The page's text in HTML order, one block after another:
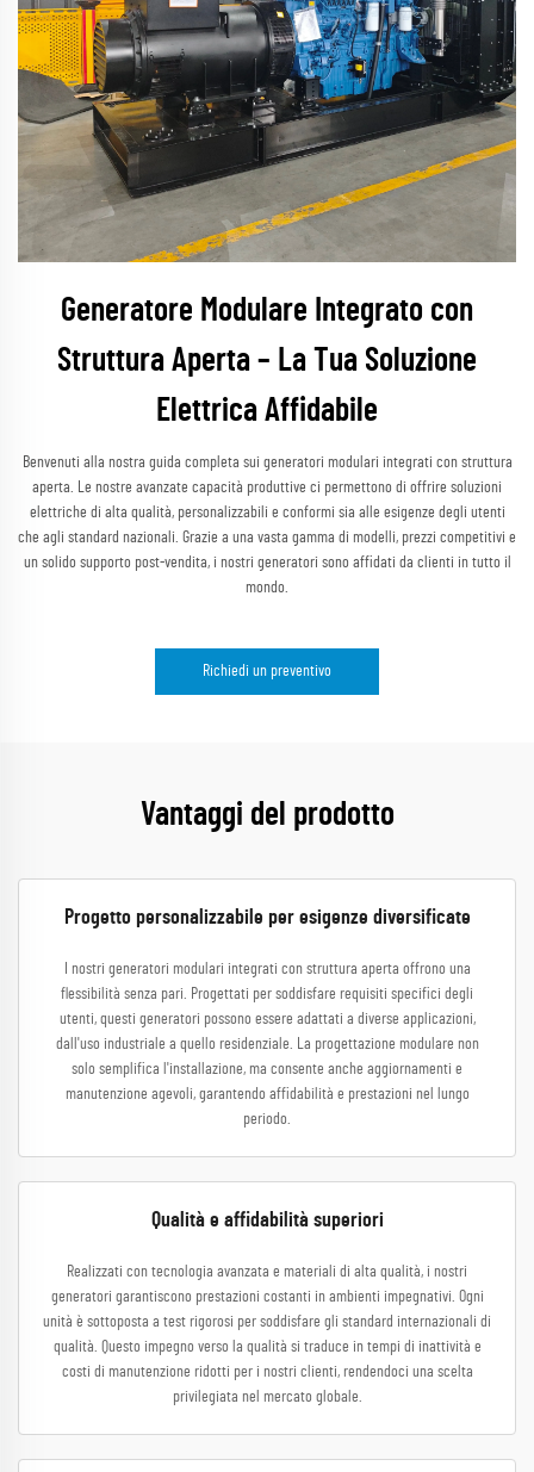
Generatore Modulare Integrato con
Struttura Aperta – La Tua Soluzione
Elettrica Affidabile
Benvenuti alla nostra guida completa sui generatori modulari integrati con struttura
aperta. Le nostre avanzate capacità produttive ci permettono di offrire soluzioni
elettriche di alta qualità, personalizzabili e conformi sia alle esigenze degli utenti
che agli standard nazionali. Grazie a una vasta gamma di modelli, prezzi competitivi e
un solido supporto post-vendita, i nostri generatori sono affidati da clienti in tutto il
mondo.
Richiedi un preventivo
Vantaggi del prodotto
Progetto personalizzabile per esigenze diversificate
I nostri generatori modulari integrati con struttura aperta offrono una
flessibilità senza pari. Progettati per soddisfare requisiti specifici degli
utenti, questi generatori possono essere adattati a diverse applicazioni,
dall'uso industriale a quello residenziale. La progettazione modulare non
solo semplifica l'installazione, ma consente anche aggiornamenti e
manutenzione agevoli, garantendo affidabilità e prestazioni nel lungo
periodo.
Qualità e affidabilità superiori
Realizzati con tecnologia avanzata e materiali di alta qualità, i nostri
generatori garantiscono prestazioni costanti in ambienti impegnativi. Ogni
unità è sottoposta a test rigorosi per soddisfare gli standard internazionali di
qualità. Questo impegno verso la qualità si traduce in tempi di inattività e
costi di manutenzione ridotti per i nostri clienti, rendendoci una scelta
privilegiata nel mercato globale.